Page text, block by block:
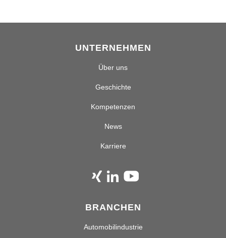
UNTERNEHMEN
Über uns
Geschichte
Kompetenzen
News
Karriere
BRANCHEN
Automobilindustrie